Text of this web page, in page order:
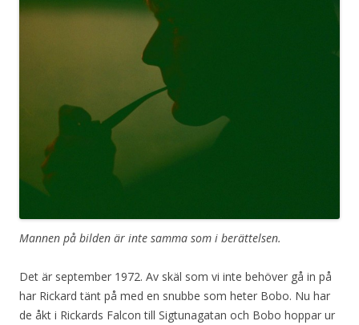
Mannen på bilden är inte samma som i berättelsen.
Det är september 1972. Av skäl som vi inte behöver gå in på
har Rickard tänt på med en snubbe som heter Bobo. Nu har
de åkt i Rickards Falcon till Sigtunagatan och Bobo hoppar ur